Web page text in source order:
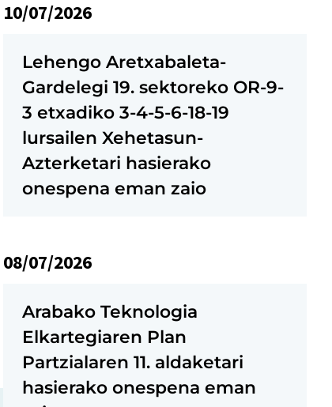
10/07/2026
Lehengo Aretxabaleta-
Gardelegi 19. sektoreko OR-9-
3 etxadiko 3-4-5-6-18-19
lursailen Xehetasun-
Azterketari hasierako
onespena eman zaio
08/07/2026
Arabako Teknologia
Elkartegiaren Plan
Partzialaren 11. aldaketari
hasierako onespena eman